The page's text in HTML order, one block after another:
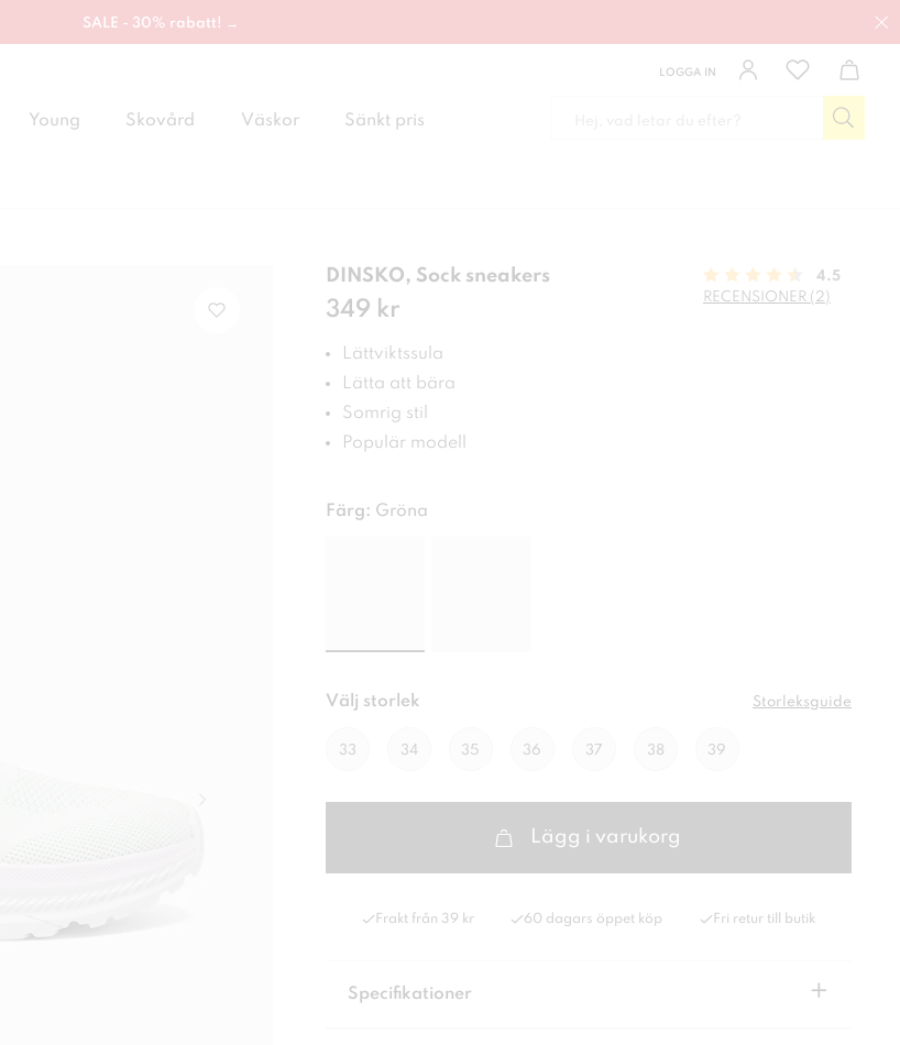
SALE - 30% rabatt! →
LOGGA IN
Young Skovård Väskor Sänkt pris
DINSKO, Sock sneakers
Pris: 349 kr
349 kr
4.5
RECENSIONER (2)
Lättviktssula
Lätta att bära
Somrig stil
Populär modell
Färg: Gröna
Välj storlek Storleksguide
33 34 35 36 37 38 39
Lägg i varukorg
Frakt från 39 kr 60 dagars öppet köp Fri retur till butik
Specifikationer +